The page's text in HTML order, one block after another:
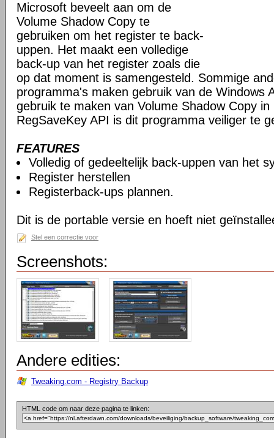
Microsoft beveelt aan om de
Volume Shadow Copy te
gebruiken om het register te back-
uppen. Het maakt een volledige
back-up van het register zoals die
op dat moment is samengesteld. Sommige
programma's maken gebruik van de Windows
gebruik te maken van Volume Shadow Copy
RegSaveKey API is dit programma veiliger te
FEATURES
Volledig of gedeeltelijk back-uppen van het
Register herstellen
Registerback-ups plannen.
Dit is de portable versie en hoeft niet
Stel een correctie voor
Screenshots:
Andere edities:
Tweaking.com - Registry Backup
HTML code om naar deze pagina te linken: